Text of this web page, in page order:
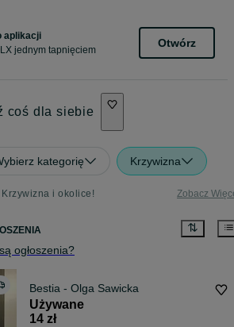
aplikacji
jednym tapnięciem
Otwórz
coś dla siebie
kategorię Krzywizna
i okolice! Zobacz
ogłoszenia?
Bestia - Olga Sawicka
Używane
14 zł